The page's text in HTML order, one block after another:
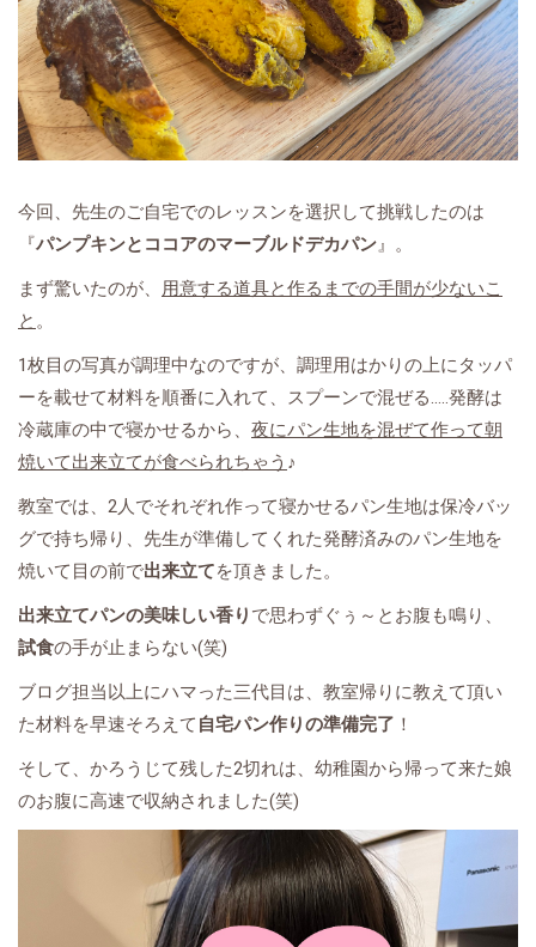
今回、先生のご自宅でのレッスンを選択して挑戦したのは
『パンプキンとココアのマーブルドデカパン』。
まず驚いたのが、 用意する道具と作るまでの手間が少ないこ
と 。
1枚目の写真が調理中なのですが、調理用はかりの上にタッパ
ーを載せて材料を順番に入れて、スプーンで混ぜる.....発酵は
冷蔵庫の中で寝かせるから、 夜にパン生地を混ぜて作って朝
焼いて出来立てが食べられちゃう ♪
教室では、2人でそれぞれ作って寝かせるパン生地は保冷バッ
グで持ち帰り、先生が準備してくれた発酵済みのパン生地を
焼いて目の前で出来立てを頂きました。
出来立てパンの美味しい香り で思わずぐぅ～とお腹も鳴り、
試食の手が止まらない(笑)
ブログ担当以上にハマった三代目は、教室帰りに教えて頂い
た材料を早速そろえて 自宅パン作りの準備完了 ！
そして、かろうじて残した2切れは、幼稚園から帰って来た娘
のお腹に高速で収納されました(笑)